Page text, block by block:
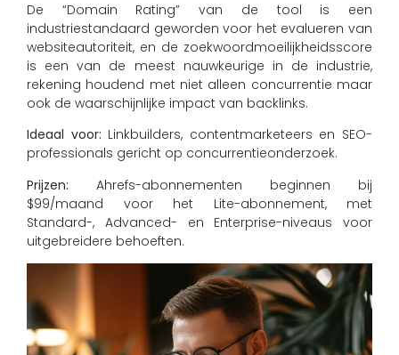
De “Domain Rating” van de tool is een
industriestandaard geworden voor het evalueren van
websiteautoriteit, en de zoekwoordmoeilijkheidsscore
is een van de meest nauwkeurige in de industrie,
rekening houdend met niet alleen concurrentie maar
ook de waarschijnlijke impact van backlinks.
Ideaal voor: Linkbuilders, contentmarketeers en SEO-
professionals gericht op concurrentieonderzoek.
Prijzen: Ahrefs-abonnementen beginnen bij
$99/maand voor het Lite-abonnement, met
Standard-, Advanced- en Enterprise-niveaus voor
uitgebreidere behoeften.